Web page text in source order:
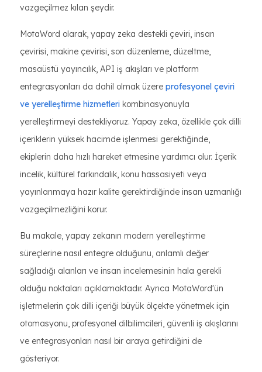
vazgeçilmez kılan şeydir.
MotaWord olarak, yapay zeka destekli çeviri, insan
çevirisi, makine çevirisi, son düzenleme, düzeltme,
masaüstü yayıncılık, API iş akışları ve platform
entegrasyonları da dahil olmak üzere profesyonel çeviri
ve yerelleştirme hizmetleri kombinasyonuyla
yerelleştirmeyi destekliyoruz. Yapay zeka, özellikle çok dilli
içeriklerin yüksek hacimde işlenmesi gerektiğinde,
ekiplerin daha hızlı hareket etmesine yardımcı olur. İçerik
incelik, kültürel farkındalık, konu hassasiyeti veya
yayınlanmaya hazır kalite gerektirdiğinde insan uzmanlığı
vazgeçilmezliğini korur.
Bu makale, yapay zekanın modern yerelleştirme
süreçlerine nasıl entegre olduğunu, anlamlı değer
sağladığı alanları ve insan incelemesinin hala gerekli
olduğu noktaları açıklamaktadır. Ayrıca MotaWord'ün
işletmelerin çok dilli içeriği büyük ölçekte yönetmek için
otomasyonu, profesyonel dilbilimcileri, güvenli iş akışlarını
ve entegrasyonları nasıl bir araya getirdiğini de
gösteriyor.